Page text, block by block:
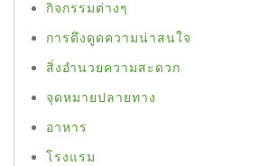
กิจกรรมต่างๆ
การดึงดูดความน่าสนใจ
สิ่งอำนวยความสะดวก
จุดหมายปลายทาง
อาหาร
โรงแรม